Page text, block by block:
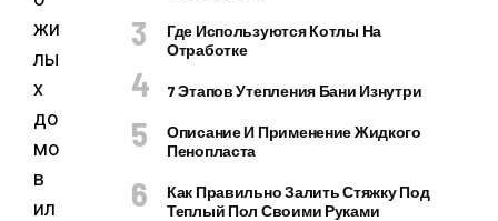
жи
лы
х
до
мо
в
ил
Где Используются Котлы На
Отработке
7 Этапов Утепления Бани Изнутри
Описание И Применение Жидкого
Пенопласта
Как Правильно Залить Стяжку Под
Теплый Пол Своими Руками